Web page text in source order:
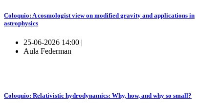
Coloquio: A cosmologist view on modified gravity and applications in
astrophysics
25-06-2026 14:00 |
Aula Federman
Coloquio: Relativistic hydrodynamics: Why, how, and why so small?